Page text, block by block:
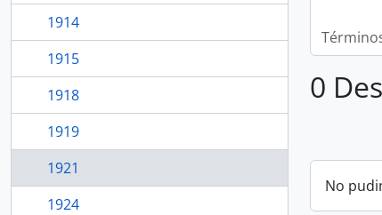
1914
1915
1918
1919
1921
1924
0
No